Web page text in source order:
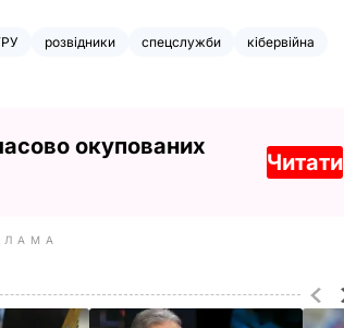
розвідники спецслужби
кібервійна
окупованих
Читати